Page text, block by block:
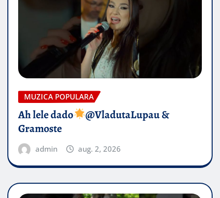
MUZICA POPULARA
Ah lele dado​
@VladutaLupau &
Gramoste
admin aug. 2, 2026